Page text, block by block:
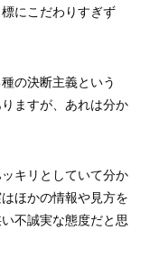
にこだわりすぎず
の決断主義という
ますが、あれは分か
キリとしていて分か
ほかの情報や見方を
不誠実な態度だと思